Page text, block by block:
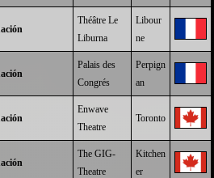
Théâtre Le
Liburna
Libour
ne
Palais des
Congrés
Perpign
an
Enwave
Theatre
Toronto
The GIG-
Theatre
Kitchen
er